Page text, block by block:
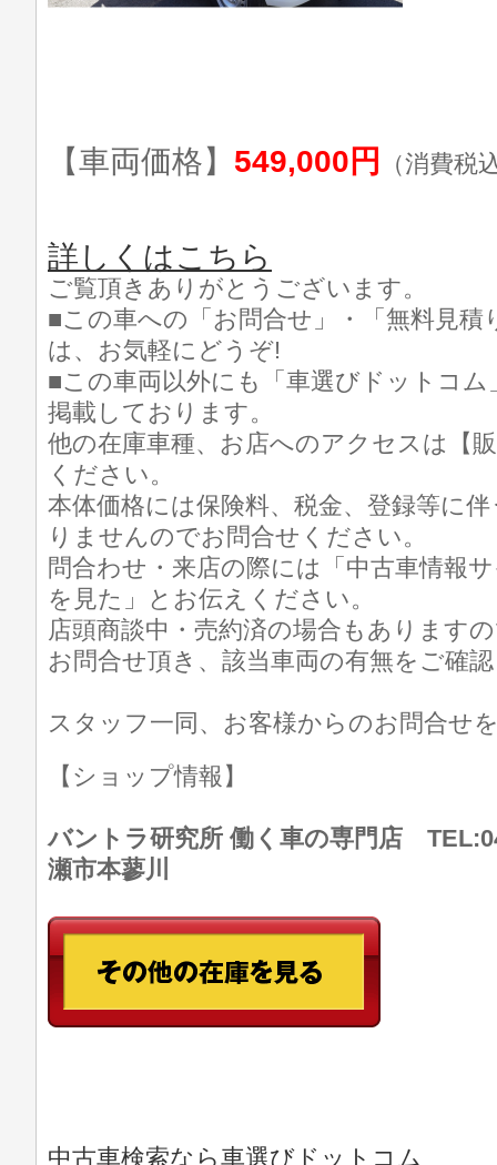
【車両価格】 549,000円 （消費税
詳しくはこちら
ご覧頂きありがとうございます。
■この車への「お問合せ」・「無料見積
は、お気軽にどうぞ!
■この車両以外にも「車選びドットコ
掲載しております。
他の在庫車種、お店へのアクセスは【
ください。
本体価格には保険料、税金、登録等に
りませんのでお問合せください。
問合わせ・来店の際には「中古車情報
を見た」とお伝えください。
店頭商談中・売約済の場合もあります
お問合せ頂き、該当車両の有無をご確
スタッフ一同、お客様からのお問合せ
【ショップ情報】
バントラ研究所 働く車の専門店
瀬市本蓼川
中古車検索なら車選びドットコム